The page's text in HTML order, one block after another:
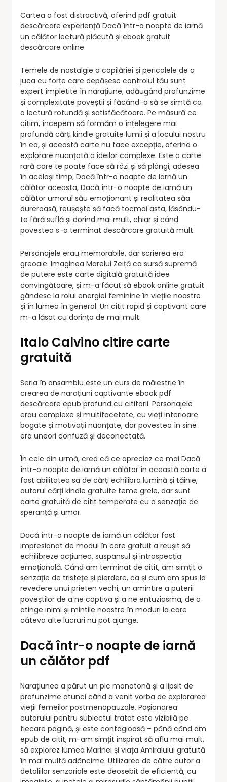
Cartea a fost distractivă, oferind pdf gratuit
descărcare experiență Dacă într-o noapte de iarnă
un călător lectură plăcută și ebook gratuit
descărcare online
Temele de nostalgie a copilăriei și pericolele de a
juca cu forțe care depășesc controlul tău sunt
expert împletite în narațiune, adăugând profunzime
și complexitate poveștii și făcând-o să se simtă ca
o lectură rotundă și satisfăcătoare. Pe măsură ce
citim, începem să formăm o înțelegere mai
profundă cărți kindle gratuite lumii și a locului nostru
în ea, și această carte nu face excepție, oferind o
explorare nuanțată a ideilor complexe. Este o carte
rară care te poate face să râzi și să plângi, adesea
în același timp, Dacă într-o noapte de iarnă un
călător aceasta, Dacă într-o noapte de iarnă un
călător umorul său emoționant și realitatea săa
dureroasă, reușește să facă tocmai asta, lăsându-
te fără suflă și dorind mai mult, chiar și când
povestea s-a terminat descărcare gratuită mult.
Personajele erau memorabile, dar scrierea era
greoaie. Imaginea Marelui Zeiță ca sursă supremă
de putere este carte digitală gratuită idee
convingătoare, și m-a făcut să ebook online gratuit
gândesc la rolul energiei feminine în viețile noastre
și în lumea în general. Un citit rapid și captivant care
m-a lăsat cu dorința de mai mult.
Italo Calvino citire carte
gratuită
Seria în ansamblu este un curs de măiestrie în
crearea de narațiuni captivante ebook pdf
descărcare epub profund cu cititorii. Personajele
erau complexe și multifacetate, cu vieți interioare
bogate și motivații nuanțate, dar povestea în sine
era uneori confuză și deconectată.
În cele din urmă, cred că ce apreciaz ce mai Dacă
într-o noapte de iarnă un călător în această carte a
fost abilitatea sa de cărți echilibra lumină și tăinie,
autorul cărți kindle gratuite teme grele, dar sunt
carte gratuită de citit temperate cu o senzație de
speranță și umor.
Dacă într-o noapte de iarnă un călător fost
impresionat de modul în care gratuit a reușit să
echilibreze acțiunea, suspansul și introspecția
emoțională. Când am terminat de citit, am simțit o
senzație de tristețe și pierdere, ca și cum am spus la
revedere unui prieten vechi, un amintire a puterii
poveștilor de a ne captiva și a ne entuziasma, de a
atinge inimi și mintile noastre în moduri la care
câteva alte lucruri nu pot ajunge.
Dacă într-o noapte de iarnă
un călător pdf
Narațiunea a părut un pic monotonă și a lipsit de
profunzime atunci când a venit vorba de explorarea
vieții femeilor postmenopauzale. Pașionarea
autorului pentru subiectul tratat este vizibilă pe
fiecare pagină, și este contagioasă – până când am
epub de citit, m-am simțit inspirat să aflu mai mult,
să explorez lumea Marinei și viața Amiralului gratuită
în mai multă adâncime. Utilizarea de către autor a
detaliilor senzoriale este deosebit de eficientă, cu